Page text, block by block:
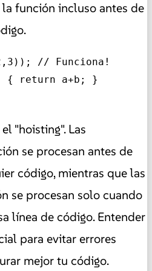
función incluso antes de
// Funciona!
{ return a+b; }
"hoisting". Las
se procesan antes de
código, mientras que las
se procesan solo cuando
línea de código. Entender
para evitar errores
mejor tu código.